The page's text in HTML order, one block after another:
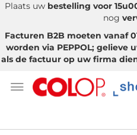
Plaats uw bestelling voor
nog
Facturen B2B moeten vanaf
worden via PEPPOL; gelieve
als de factuur op uw firma